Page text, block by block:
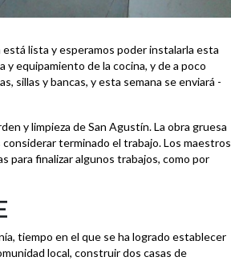
lista y esperamos poder instalarla esta
y equipamiento de la cocina, y de a poco
sillas y bancas, y esta semana se enviará -
y limpieza de San Agustín. La obra gruesa
terminado el trabajo. Los maestros
para finalizar algunos trabajos, como por
tiempo en el que se ha logrado establecer
local, construir dos casas de